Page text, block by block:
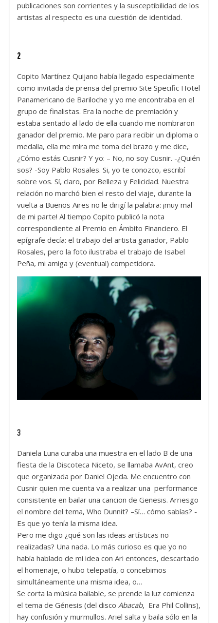
publicaciones son corrientes y la susceptibilidad de los
artistas al respecto es una cuestión de identidad.
2
Copito Martínez Quijano había llegado especialmente
como invitada de prensa del premio Site Specific Hotel
Panamericano de Bariloche y yo me encontraba en el
grupo de finalistas. Era la noche de premiación y
estaba sentado al lado de ella cuando me nombraron
ganador del premio. Me paro para recibir un diploma o
medalla, ella me mira me toma del brazo y me dice,
¿Cómo estás Cusnir? Y yo: – No, no soy Cusnir. -¿Quién
sos? -Soy Pablo Rosales. Si, yo te conozco, escribí
sobre vos. Sí, claro, por Belleza y Felicidad. Nuestra
relación no marchó bien el resto del viaje, durante la
vuelta a Buenos Aires no le dirigí la palabra: ¡muy mal
de mi parte! Al tiempo Copito publicó la nota
correspondiente al Premio en Ámbito Financiero. El
epígrafe decía: el trabajo del artista ganador, Pablo
Rosales, pero la foto ilustraba el trabajo de Isabel
Peña, mi amiga y (eventual) competidora.
3
Daniela Luna curaba una muestra en el lado B de una
fiesta de la Discoteca Niceto, se llamaba AvAnt, creo
que organizada por Daniel Ojeda. Me encuentro con
Cusnir quien me cuenta va a realizar una performance
consistente en bailar una cancion de Genesis. Arriesgo
el nombre del tema, Who Dunnit? –Sí… cómo sabías? -
Es que yo tenía la misma idea.
Pero me digo ¿qué son las ideas artísticas no
realizadas? Una nada. Lo más curioso es que yo no
había hablado de mi idea con Ari entonces, descartado
el homenaje, o hubo telepatía, o concebimos
simultáneamente una misma idea, o…
Se corta la música bailable, se prende la luz comienza
el tema de Génesis (del disco Abacab, Era Phil Collins),
hay confusión y murmullos. Ariel salta y baila sólo en la